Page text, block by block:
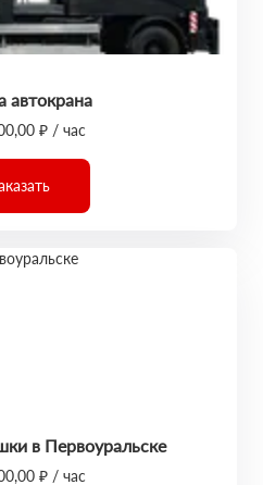
автокрана
₽ / час
в Первоуральске
₽ / час